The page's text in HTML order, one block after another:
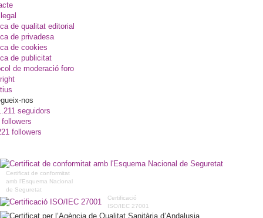
de qualitat editorial
de privadesa
de cookies
de publicitat
de moderació foro
nos
seguidors
followers
followers
Certificat de conformitat
amb l'Esquema Nacional
de Seguretat
Certificació
ISO/IEC 27001